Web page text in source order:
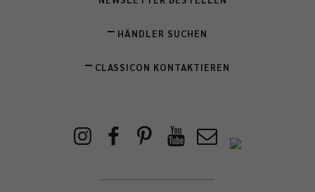
HÄNDLER SUCHEN
CLASSICON KONTAKTIEREN